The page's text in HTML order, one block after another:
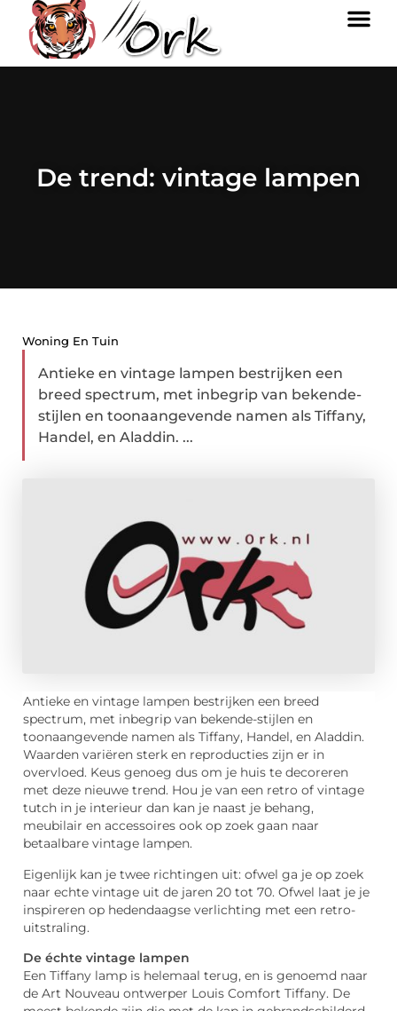
De trend: vintage lampen
Woning En Tuin
Antieke en vintage lampen bestrijken een
breed spectrum, met inbegrip van bekende-
stijlen en toonaangevende namen als Tiffany,
Handel, en Aladdin. ...
Antieke en vintage lampen bestrijken een breed
spectrum, met inbegrip van bekende-stijlen en
toonaangevende namen als Tiffany, Handel, en Aladdin.
Waarden variëren sterk en reproducties zijn er in
overvloed. Keus genoeg dus om je huis te decoreren
met deze nieuwe trend. Hou je van een retro of vintage
tutch in je interieur dan kan je naast je behang,
meubilair en accessoires ook op zoek gaan naar
betaalbare vintage lampen.
Eigenlijk kan je twee richtingen uit: ofwel ga je op zoek
naar echte vintage uit de jaren 20 tot 70. Ofwel laat je je
inspireren op hedendaagse verlichting met een retro-
uitstraling.
De échte vintage lampen
Een Tiffany lamp is helemaal terug, en is genoemd naar
de Art Nouveau ontwerper Louis Comfort Tiffany. De